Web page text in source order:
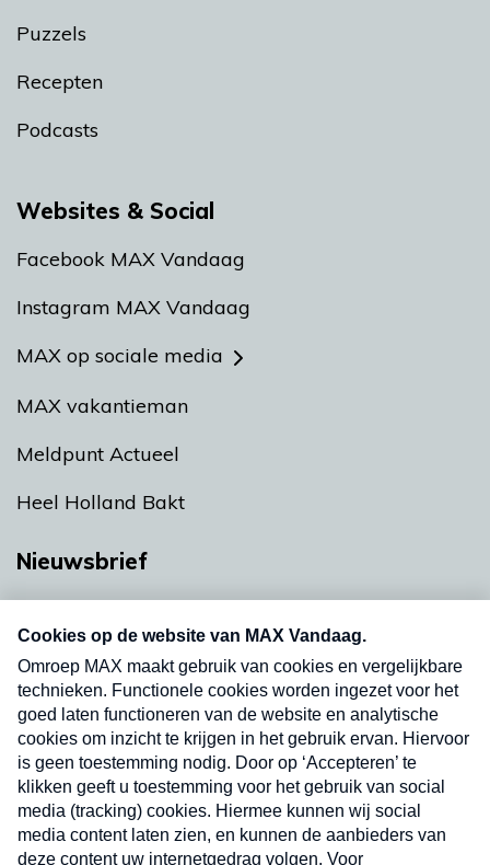
Puzzels
Recepten
Podcasts
Websites & Social
Facebook MAX Vandaag
Instagram MAX Vandaag
MAX op sociale media
MAX vakantieman
Meldpunt Actueel
Heel Holland Bakt
Nieuwsbrief
nieuwsbrief. Elke vrijdag- en dinsdagochtend in
uw mailbox.
Verzend